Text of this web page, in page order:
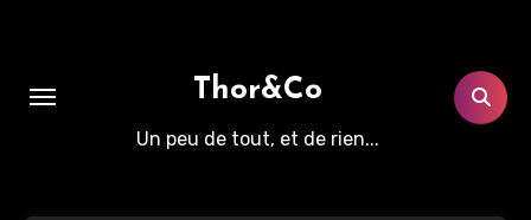
Thor&Co
Un peu de tout, et de rien...